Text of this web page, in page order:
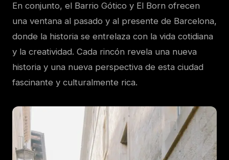
En conjunto, el Barrio Gótico y El Born ofrecen
una ventana al pasado y al presente de Barcelona,
donde la historia se entrelaza con la vida cotidiana
y la creatividad. Cada rincón revela una nueva
historia y una nueva perspectiva de esta ciudad
fascinante y culturalmente rica.